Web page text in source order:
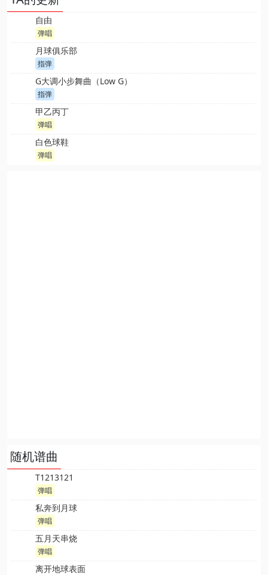
自由
弹唱
月球俱乐部
指弹
G大调小步舞曲（Low G）
指弹
甲乙丙丁
弹唱
白色球鞋
弹唱
随机谱曲
T1213121
弹唱
私奔到月球
弹唱
五月天串烧
弹唱
离开地球表面